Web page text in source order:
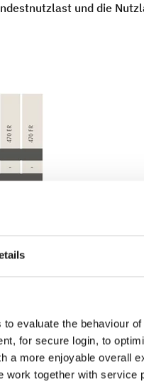
evaluate the behaviour
for secure login, to
a more enjoyable overall
work together with
kurze
Jetzt serienmäßig an
die Dethleffs "SIU
und die
plus ausgewählte
jeweiligen Grundrisses
nicht